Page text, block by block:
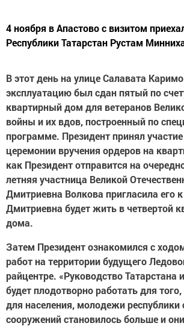
4 ноября в Апастово с визитом
Республики Татарстан Рустам
В этот день на улице Салавата
эксплуатацию был сдан пятый по
квартирный дом для ветеранов
войны и их вдов, построенный по
программе. Президент принял
церемонии вручения ордеров на
как Президент отправится на
летняя участница Великой
Дмитриевна Волкова пригласила его к
Дмитриевна будет жить в четвертой
дома.
Затем Президент ознакомился с
работ на территории будущего
райцентре. «Руководство Татарстана
будет плодотворно работать для
для населения, молодежи республики
сооружений становилось больше и